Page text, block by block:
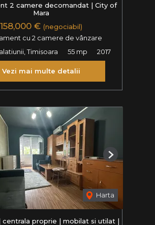
2 camere decomandat | City of
Mara
158,000 € (negociabil)
cu 2 camere de vânzare
Timisoara
55 mp 2017
Vezi mai multe detalii
Harta
Next
centrala proprie | mobilat si utilat |